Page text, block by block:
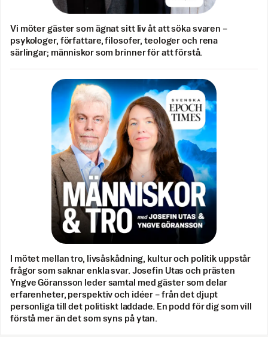
Vi möter gäster som ägnat sitt liv åt att söka svaren –
psykologer, författare, filosofer, teologer och rena
särlingar; människor som brinner för att förstå.
I mötet mellan tro, livsåskådning, kultur och politik uppstår
frågor som saknar enkla svar. Josefin Utas och prästen
Yngve Göransson leder samtal med gäster som delar
erfarenheter, perspektiv och idéer – från det djupt
personliga till det politiskt laddade. En podd för dig som vill
förstå mer än det som syns på ytan.